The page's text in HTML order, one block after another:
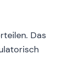
Das